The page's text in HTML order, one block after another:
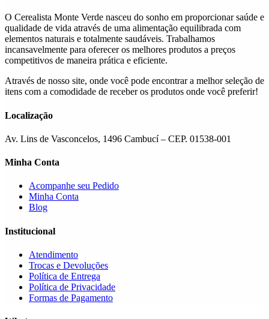
O Cerealista Monte Verde nasceu do sonho em proporcionar saúde e
qualidade de vida através de uma alimentação equilibrada com
elementos naturais e totalmente saudáveis. Trabalhamos
incansavelmente para oferecer os melhores produtos a preços
competitivos de maneira prática e eficiente.
Através de nosso site, onde você pode encontrar a melhor seleção de
itens com a comodidade de receber os produtos onde você preferir!
Localização
Av. Lins de Vasconcelos, 1496 Cambucí – CEP. 01538-001
Minha Conta
Acompanhe seu Pedido
Minha Conta
Blog
Institucional
Atendimento
Trocas e Devoluções
Política de Entrega
Política de Privacidade
Formas de Pagamento